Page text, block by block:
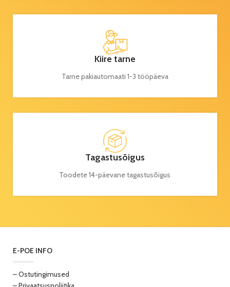
Kiire tarne
Tarne pakiautomaati 1-3 tööpäeva
Tagastusõigus
Toodete 14-päevane tagastusõigus
E-POE INFO
– Ostutingimused